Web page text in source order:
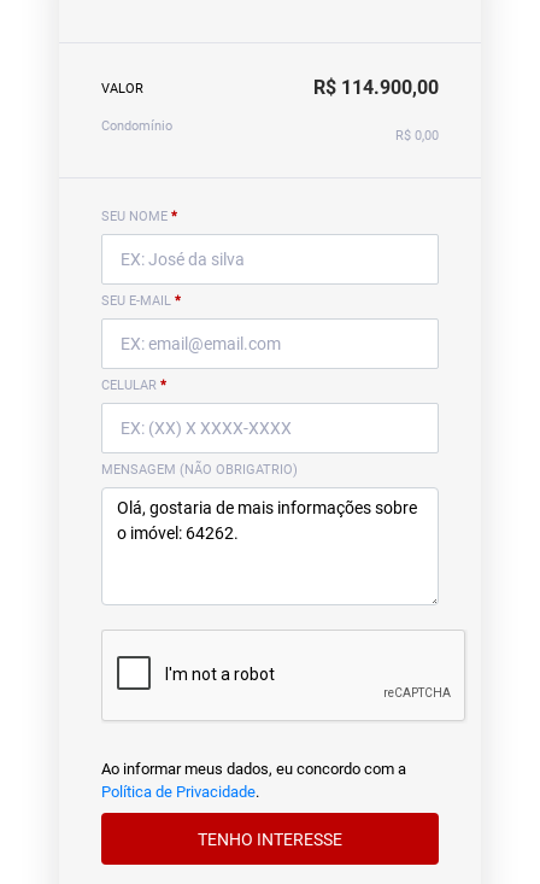
VALOR R$ 114.900,00
Condomínio
R$ 0,00
SEU NOME *
SEU E-MAIL *
CELULAR *
MENSAGEM (NÃO OBRIGATRIO)
Ao informar meus dados, eu concordo com a
Política de Privacidade.
TENHO INTERESSE